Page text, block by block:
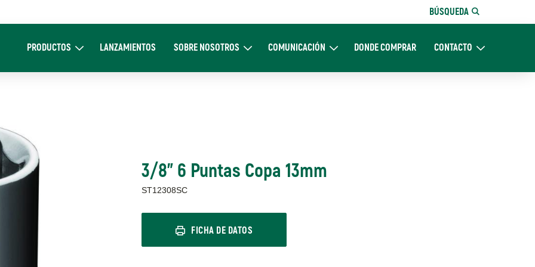
BÚSQUEDA
navigation
PRODUCTOSExpand ProductosLANZAMIENTOS SOBRE NOSOTROSExpand Sobre NosotrosCOMUNICACIÓNExpand ComunicaciónDONDE COMPRAR CONTACTOExpand CONTACTO
3/8" 6 Puntas Copa 13mm
ST12308SC
FICHA DE DATOS